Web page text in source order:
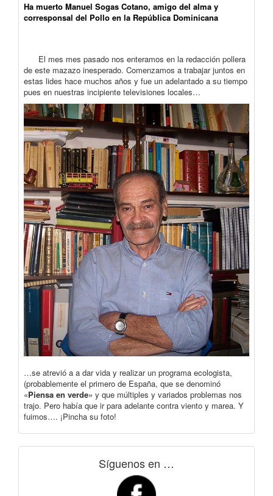
Ha muerto Manuel Sogas Cotano, amigo del alma y
corresponsal del Pollo en la República Dominicana
El mes mes pasado nos enteramos en la redacción pollera
de este mazazo inesperado. Comenzamos a trabajar juntos en
estas lides hace muchos años y fue un adelantado a su tiempo
pues en nuestras incipiente televisiones locales…
…se atrevió a a dar vida y realizar un programa ecologista,
(probablemente el primero de España, que se denominó
«Piensa en verde» y que múltiples y variados problemas nos
trajo. Pero había que ir para adelante contra viento y marea. Y
fuimos…. ¡Pincha su foto!
Síguenos en …